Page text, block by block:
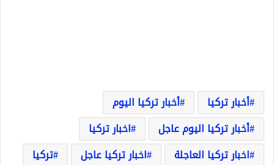
أخبار تركيا
أخبار تركيا اليوم
أخبار تركيا اليوم عاجل
اخبار تركيا
اخبار تركيا العاجلة
اخبار تركيا عاجل
تركيا